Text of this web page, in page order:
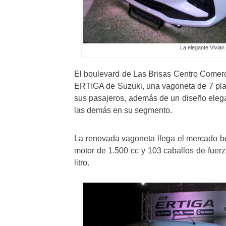
La elegante
El boulevard de Las Brisas Centro
ERTIGA de Suzuki, una vagoneta de 7
sus pasajeros, además de un diseño
las demás en su segmento.
La renovada vagoneta llega el mercado
motor de 1.500 cc y 103 caballos de
litro.